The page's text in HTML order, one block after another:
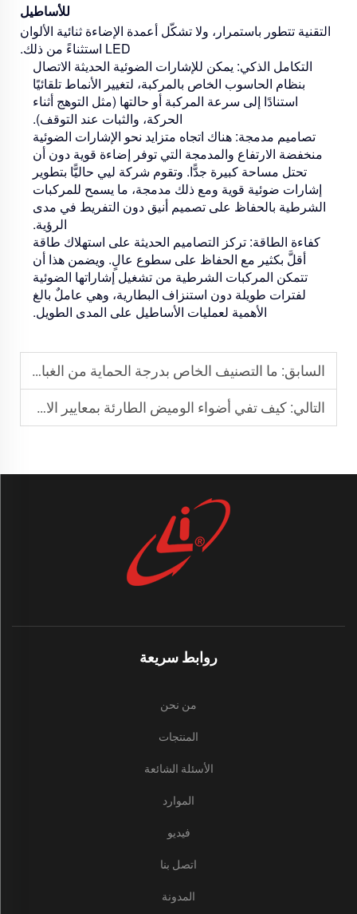
للأساطيل
التقنية تتطور باستمرار، ولا تشكّل أعمدة الإضاءة ثنائية الألوان
LED استثناءً من ذلك.
التكامل الذكي: يمكن للإشارات الضوئية الحديثة الاتصال
بنظام الحاسوب الخاص بالمركبة، لتغيير الأنماط تلقائيًا
استنادًا إلى سرعة المركبة أو حالتها (مثل التوهج أثناء
الحركة، والثبات عند التوقف).
تصاميم مدمجة: هناك اتجاه متزايد نحو الإشارات الضوئية
منخفضة الارتفاع والمدمجة التي توفر إضاءة قوية دون أن
تحتل مساحة كبيرة جدًّا. وتقوم شركة ليي حاليًّا بتطوير
إشارات ضوئية قوية ومع ذلك مدمجة، ما يسمح للمركبات
الشرطية بالحفاظ على تصميم أنيق دون التفريط في مدى
الرؤية.
كفاءة الطاقة: تركز التصاميم الحديثة على استهلاك طاقة
أقلَّ بكثير مع الحفاظ على سطوع عالٍ. ويضمن هذا أن
تتمكن المركبات الشرطية من تشغيل إشاراتها الضوئية
لفترات طويلة دون استنزاف البطارية، وهي عاملٌ بالغ
الأهمية لعمليات الأساطيل على المدى الطويل.
السابق: ما التصنيف الخاص بدرجة الحماية من الغبار والماء (IP) المطلوب لمصابيح الإشارات الدوارة؟
التالي: كيف تفي أضواء الوميض الطارئة بمعايير الامتثال الخاصة بجمعية مهندسي السيارات (SAE) واللجنة الاقتصادية لأوروبا (ECE)
روابط سريعة
من نحن
المنتجات
الأسئلة الشائعة
الموارد
فيديو
اتصل بنا
المدونة